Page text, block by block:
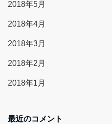
2018年5月
2018年4月
2018年3月
2018年2月
2018年1月
最近のコメント